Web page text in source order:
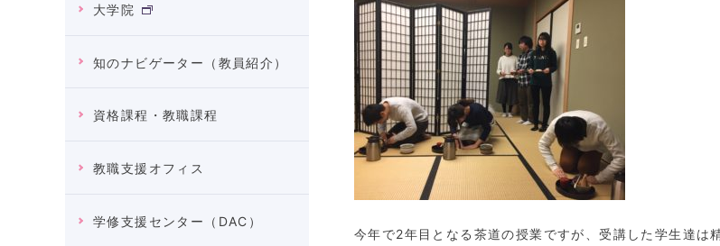
大学院
知のナビゲーター（教員紹介）
資格課程・教職課程
教職支援オフィス
学修支援センター（DAC）
今年で2年目となる茶道の授業ですが、受講した学生達は